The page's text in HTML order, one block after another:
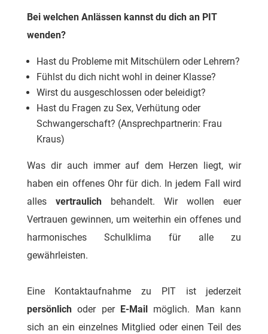
Bei welchen Anlässen kannst du dich an PIT
wenden?
Hast du Probleme mit Mitschülern oder Lehrern?
Fühlst du dich nicht wohl in deiner Klasse?
Wirst du ausgeschlossen oder beleidigt?
Hast du Fragen zu Sex, Verhütung oder
Schwangerschaft? (Ansprechpartnerin: Frau
Kraus)
Was dir auch immer auf dem Herzen liegt, wir
haben ein offenes Ohr für dich. In jedem Fall wird
alles vertraulichbehandelt. Wir wollen euer
Vertrauen gewinnen, um weiterhin ein offenes und
harmonisches Schulklima für alle zu
gewährleisten.
Eine Kontaktaufnahme zu PIT ist jederzeit
persönlichoder per E-Mail möglich. Man kann
sich an ein einzelnes Mitglied oder einen Teil des